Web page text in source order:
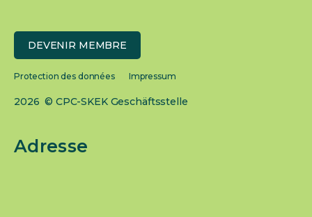
DEVENIR MEMBRE
Protection des données Impressum
2026 © CPC-SKEK Geschäftsstelle
Adresse